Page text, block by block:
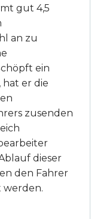
gut 4,5
an zu
ein
er die
zusenden
dieser
den Fahrer
werden.